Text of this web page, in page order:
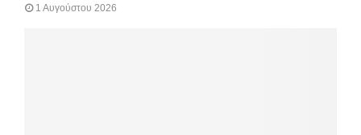
1 Αυγούστου 2026